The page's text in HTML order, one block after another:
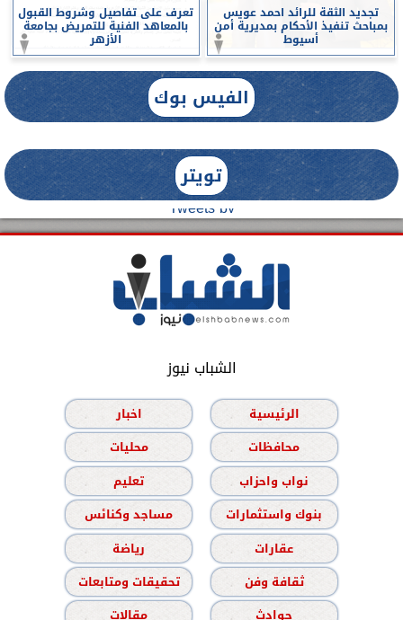
تجديد الثقة للرائد احمد عويس
بمباحث تنفيذ الأحكام بمديرية أمن
أسيوط
تعرف على تفاصيل وشروط القبول
بالمعاهد الفنية للتمريض بجامعة
الأزهر
الفيس بوك
تويتر
Tweets by
الشباب نيوز
الرئيسية
اخبار
محافظات
محليات
نواب واحزاب
تعليم
بنوك واستثمارات
مساجد وكنائس
عقارات
رياضة
ثقافة وفن
تحقيقات ومتابعات
حوادث
مقالات